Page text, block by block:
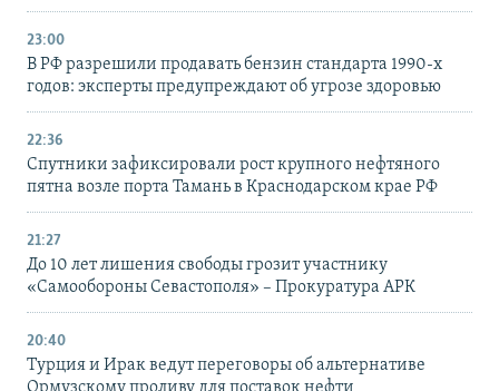
23:00
В РФ разрешили продавать бензин стандарта 1990-х
годов: эксперты предупреждают об угрозе здоровью
22:36
Спутники зафиксировали рост крупного нефтяного
пятна возле порта Тамань в Краснодарском крае РФ
21:27
До 10 лет лишения свободы грозит участнику
«Самообороны Севастополя» – Прокуратура АРК
20:40
Турция и Ирак ведут переговоры об альтернативе